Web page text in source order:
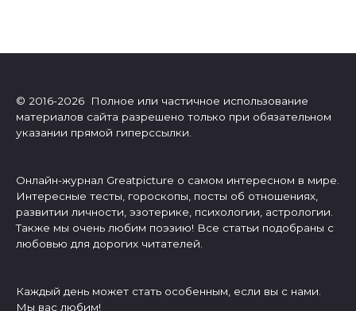
© 2016-2026 Полное или частичное использование
материалов сайта разрешено только при обязательном
указании прямой гиперссылки.
Онлайн-журнал Greatpicture о самом интересном в мире.
Интересные тесты, гороскопы, посты об отношениях,
развитии личности, эзотерике, психологии, астрологии.
Также мы очень любим поэзию! Все статьи подобраны с
любовью для дорогих читателей.
Каждый день может стать особенным, если вы с нами.
Мы вас любим!